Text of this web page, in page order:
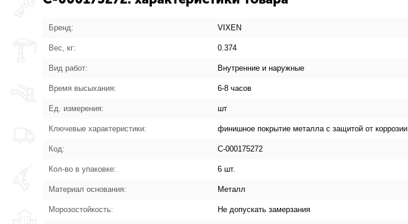
Бренд: VIXEN
Вес, кг: 0.374
Вид работ: Внутренние и наружные
Время высыхания: 6-8 часов
Ед. измерения: шт
Ключевые характеристики: финишное покрытие металла с защитой от коррозии
Код: С-000175272
Кол-во в упаковке: 6 шт.
Материал основания: Металл
Морозостойкость: Не допускать замерзания